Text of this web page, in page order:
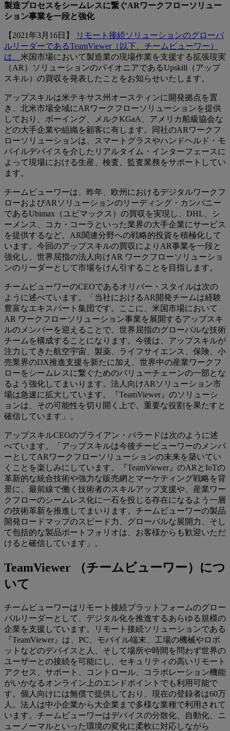
製造プロセスをシームレスに繋ぐARワークフローソリュー
ション事業を一段と強化
【2021年3月16日】
リモート接続ソリューションのグローバ
ルリーダーであるTeamViewer（以下、チームビューワー）
は、 米国市場において製造業の現場作業を支援する拡張現実
（AR）ソリューションのパイオニアであるUpskill（アップ
スキル）の買収を発表したことをお知らせいたします。
アップスキルは米テキサス州オースティンに開発拠点を置
き、北米市場全域にARワークフローソリューションを提供
しており、ボーイング、メルクKGaA、アメリカ船級協会な
どの大手企業や組織を顧客に有します。同社のARワークフ
ローソリューションは、スマートグラスやハンドヘルド・モ
バイルデバイスを介したリアルタイム・インターフェースに
よって現場における生産、検査、監査業務をサポートしてい
ます。
チームビューワーは、昨年、欧州におけるデジタルワークフ
ローおよびARソリューションのリーディング・カンパニー
であるUbimax（ユビマックス）の買収を実現し、DHL、シ
ーメンス、コカ・コーラといった業界の大手企業にサービス
を提供するなど、AR関連分野への戦略的投資を積極化して
います。今回のアップスキルの買収によりAR事業を一段と
強化し、世界屈指の法人向けAR ワークフローソリューショ
ンのリーダーとして市場をけん引することを目指します。
チームビューワーのCEOであるオリバー・スタイルは次の
ように述べています。「当社におけるAR開発チームは経験
豊富なエキスパート集団です。ここに、米国市場において
AR ワークフローソリューション事業を展開するアップスキ
ルのメンバーを迎えることで、世界屈指のグローバルな技術
チームを構成することになります。今後は、アップスキルが
注力してきた航空宇宙、製薬、ライフサイエンス、保険、小
売業界のDX推進支援を新たに加え、世界中の産業ワークフ
ローをシームレスに繋ぐためのバリューチェーンの一部とな
るよう強化してまいります。法人向けARソリューション市
場は急速に拡大しています。『TeamViewer』のソリューシ
ョンは、その可能性を切り開く上で、重要な役割を果たすと
確信しています」。
アップスキルCEOのブライアン・バラードは次のように述
べています。「アップスキルは今後チービューワーのメンバ
ーとしてARワークフローソリューションの未来を築いてい
くことを楽しみにしています。『TeamViewer』のARとIoTの
革新的な統合技術や強力な販売網とマーケティング戦略を背
景に、最前線で働く技術者のスキルアップ支援や、産業ワー
クフローのシームレス化に一石を投じる存在になるよう一層
の技術革新を推進してまいります。チームビューワーの製品
開発ロードマップのスピード力、グローバルな展開力、そし
て包括的な製品ポートフォリオは、お客様からも歓迎いただ
けると確信しています」。
TeamViewer （チームビューワー）につ
いて
チームビューワーはリモート接続プラットフォームのグロー
バルリーダーとして、デジタル化を推進するあらゆる規模の
企業を支援しています。リモート接続ソリューションである
『TeamViewer』は、PC、モバイル端末、工場の機械やロボ
ットなどのデバイスと人、そして場所や時間を問わず世界の
ユーザーとの接続を可能にし、セキュリティの高いリモート
アクセス、サポート、コントロール、コラボレーション機能
がいかなるオンライン上のエンドポイントでも利用可能で
す。個人向けには無償で提供しており、現在の登録者は60万
人。法人は中小企業から大企業まで多様な業種で利用されて
います。チームビューワーはデバイスの分散化、自動化、ニ
ューノーマルといった環境の変化に柔軟に対応しながら